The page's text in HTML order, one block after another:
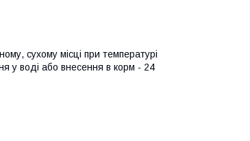
сухому місці при температурі
у воді або внесення в корм - 24